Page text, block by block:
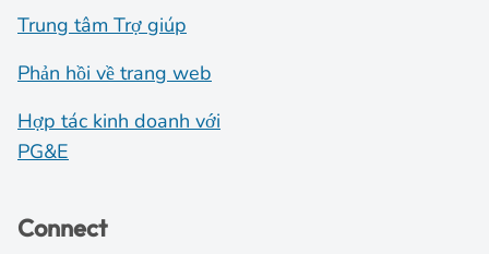
Trung tâm Trợ giúp
Phản hồi về trang web
Hợp tác kinh doanh với
PG&E
Connect